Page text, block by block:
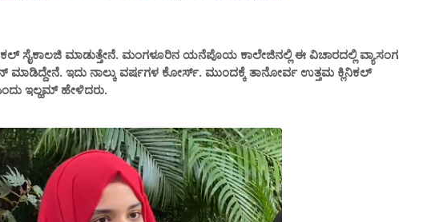
ಸೈಕಾಲಜಿ ಮಾಡುತ್ತೇನೆ‌. ಮಂಗಳೂರಿನ ಯನೆಪೊಯ ಕಾಲೇಜಿನಲ್ಲಿ ಈ ವಿಚಾರದಲ್ಲಿ ವ್ಯಾಸಂಗ
ಮಾಡಿದ್ದೇನೆ. ಇದು ನಾಲ್ಕು ವರ್ಷಗಳ ಕೋರ್ಸ್. ಮುಂದಕ್ಕೆ ತಾನೋರ್ವ ಉತ್ತಮ ಕ್ಲಿನಿಕಲ್
ಇಲ್ಹಮ್ ಹೇಳಿದರು.